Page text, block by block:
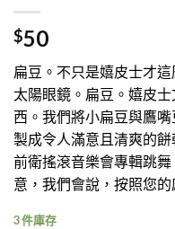
$50
扁豆。不只是嬉皮士才
太陽眼鏡。扁豆。嬉皮
西。我們將小扁豆與鷹
製成令人滿意且清爽的
前衛搖滾音樂會專輯跳
意，我們會說，按照您的
3 件庫存